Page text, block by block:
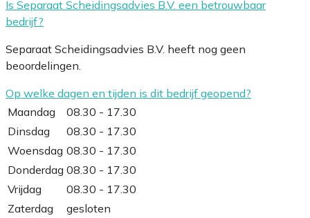
Is Separaat Scheidingsadvies B.V. een betrouwbaar
bedrijf?
Separaat Scheidingsadvies B.V. heeft nog geen
beoordelingen.
Op welke dagen en tijden is dit bedrijf geopend?
Maandag
08.30 - 17.30
Dinsdag
08.30 - 17.30
Woensdag 08.30 - 17.30
Donderdag 08.30 - 17.30
Vrijdag
08.30 - 17.30
Zaterdag
gesloten